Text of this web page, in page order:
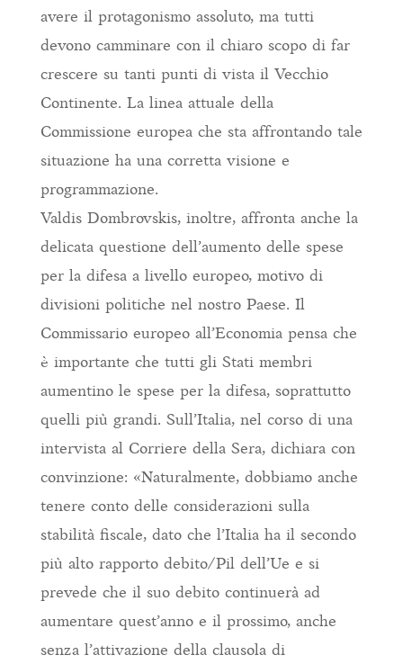
avere il protagonismo assoluto, ma tutti
devono camminare con il chiaro scopo di far
crescere su tanti punti di vista il Vecchio
Continente. La linea attuale della
Commissione europea che sta affrontando tale
situazione ha una corretta visione e
programmazione.
Valdis Dombrovskis, inoltre, affronta anche la
delicata questione dell’aumento delle spese
per la difesa a livello europeo, motivo di
divisioni politiche nel nostro Paese. Il
Commissario europeo all’Economia pensa che
è importante che tutti gli Stati membri
aumentino le spese per la difesa, soprattutto
quelli più grandi. Sull’Italia, nel corso di una
intervista al Corriere della Sera, dichiara con
convinzione: «Naturalmente, dobbiamo anche
tenere conto delle considerazioni sulla
stabilità fiscale, dato che l’Italia ha il secondo
più alto rapporto debito/Pil dell’Ue e si
prevede che il suo debito continuerà ad
aumentare quest’anno e il prossimo, anche
senza l’attivazione della clausola di